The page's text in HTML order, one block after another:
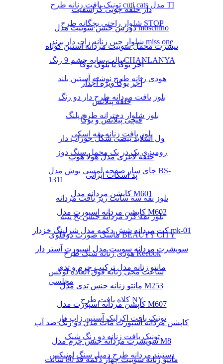
تونیک بافت زنانه طرح cuti cats مدل TI
شلوار راحتی بچگانه طرح STOP
شلوار جین زنانه زاپ دار برند miss one
پالت سایه چشم 9 رنگ CHANLANYA
هودی زنانه طرح نوشته آستین بلند
بلوز بافت مردانه طرح دار دو رنگ
بلوز شلوار دخترانه طرح پلنگ
بلوز بافت زنانه یقه اسکی
رومیزی یک در یک مخمل سنگ دوز
چای ساز صفحه لمسی بوش مدل BS-
1311
بلوز یقه سه سانت ریز بافت مردانه
بلوز یقه گرد مردانه جنس نخ پنبه
ماسک صورت دوقلوی BEAUTY CITY
هودی زنانه شیک طرح Reebok
ساعت مچی زنانه فوق العاده لوکس
مجلسی
کلاه بافت طرح NY
تونیک بافت اکرلیک آستین زاپ دار
تونیک بافت زنانه دو رنگ شیک
دستبند مردانه طرح دمبل سنگ اونیکس
دار حلقه چوبی کراسفیت
دورس جنس سوییت مدل moschino
تیشرت مخمل سوییت مردانه آستین کوتاه
آجر یوگا یا بلوک یوگا
آجر یوگا ویژه آجدار
حلقه پیلاتس
قیچی پیلاتس و یوگا
ول اسلاید بیضی شکل جوراب دار
حلقه لاغری مدل هولا هوپ
پد اسکات ایرانی
کاپشن مردانه مدل M601
کاپشن مردانه اسپورت مدل M602
کت مردانه شش دکمه مدل شرلینگ خزدار mk-01
سویشرت مردانه سوییت مدل اسپورت آستر دار
مانتو زنانه مدل ترکیب چرم و تدی
مانتو زنانه جنس تدی مدل M253
کاپشن مردانه اسپورت مدل M607
کاپشن مردانه اسپورت مات مدل دو رنگ ضد آب
سویشرت مردانه جنس چرم مدل M8
مانتو زنانه سوییت چهار دکمه قد 80 سانت